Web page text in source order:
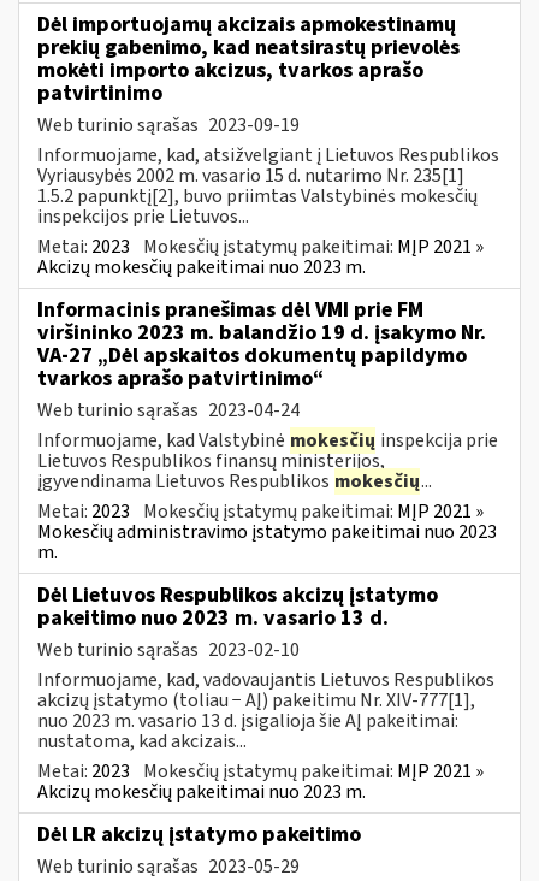
Dėl importuojamų akcizais apmokestinamų
prekių gabenimo, kad neatsirastų prievolės
mokėti importo akcizus, tvarkos aprašo
patvirtinimo
Web turinio sąrašas 2023-09-19
Informuojame, kad, atsižvelgiant į Lietuvos Respublikos
Vyriausybės 2002 m. vasario 15 d. nutarimo Nr. 235[1]
1.5.2 papunktį[2], buvo priimtas Valstybinės mokesčių
inspekcijos prie Lietuvos...
Metai: 2023 Mokesčių įstatymų pakeitimai: MĮP 2021 »
Akcizų mokesčių pakeitimai nuo 2023 m.
Informacinis pranešimas dėl VMI prie FM
viršininko 2023 m. balandžio 19 d. įsakymo Nr.
VA-27 „Dėl apskaitos dokumentų papildymo
tvarkos aprašo patvirtinimo“
Web turinio sąrašas 2023-04-24
Informuojame, kad Valstybinė mokesčių inspekcija prie
Lietuvos Respublikos finansų ministerijos,
įgyvendinama Lietuvos Respublikos mokesčių...
Metai: 2023 Mokesčių įstatymų pakeitimai: MĮP 2021 »
Mokesčių administravimo įstatymo pakeitimai nuo 2023
m.
Dėl Lietuvos Respublikos akcizų įstatymo
pakeitimo nuo 2023 m. vasario 13 d.
Web turinio sąrašas 2023-02-10
Informuojame, kad, vadovaujantis Lietuvos Respublikos
akcizų įstatymo (toliau − AĮ) pakeitimu Nr. XIV-777[1],
nuo 2023 m. vasario 13 d. įsigalioja šie AĮ pakeitimai:
nustatoma, kad akcizais...
Metai: 2023 Mokesčių įstatymų pakeitimai: MĮP 2021 »
Akcizų mokesčių pakeitimai nuo 2023 m.
Dėl LR akcizų įstatymo pakeitimo
Web turinio sąrašas 2023-05-29